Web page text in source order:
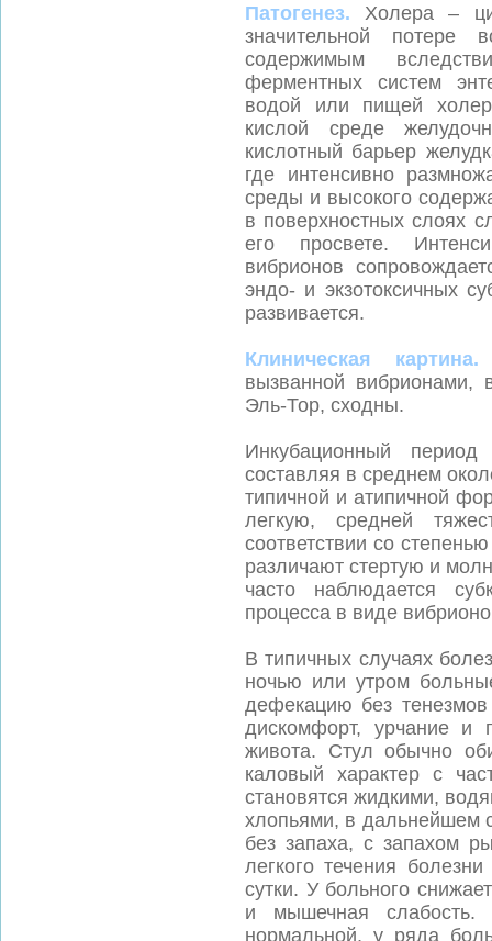
Патогенез. Холера –
значительной
содержимым
ферментных систем
водой или пищей
кислой среде
кислотный барьер
где интенсивно
среды и высокого
в поверхностных слоях
его просвете.
вибрионов
эндо- и экзотоксичных
развивается.
Клиническая картина.
вызванной вибрионами,
Эль-Тор, сходны.
Инкубационный
составляя в среднем
типичной и атипичной
легкую, средней
соответствии со
различают стертую и
часто наблюдается
процесса в виде
В типичных случаях
ночью или утром
дефекацию без
дискомфорт, урчание и
живота. Стул обычно
каловый характер с
становятся жидкими,
хлопьями, в дальнейшем
без запаха, с запахом
легкого течения
сутки. У больного
и мышечная слабость.
нормальной, у ряда